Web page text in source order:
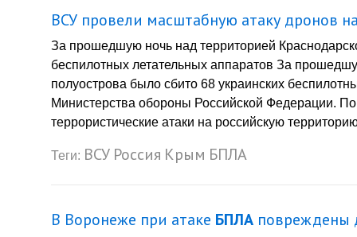
ВСУ провели масштабную атаку дронов
За прошедшую ночь над территорией
беспилотных летательных аппаратов За
полуострова было сбито 68 украинских
Министерства обороны Российской Федерации.
террористические атаки на российскую
Теги: ВСУ Россия Крым БПЛА
В Воронеже при атаке БПЛА повреждены